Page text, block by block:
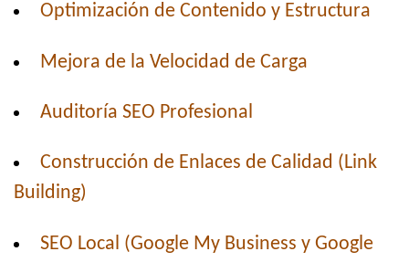
Optimización de Contenido y Estructura
Mejora de la Velocidad de Carga
Auditoría SEO Profesional
Construcción de Enlaces de Calidad (Link
Building)
SEO Local (Google My Business y Google